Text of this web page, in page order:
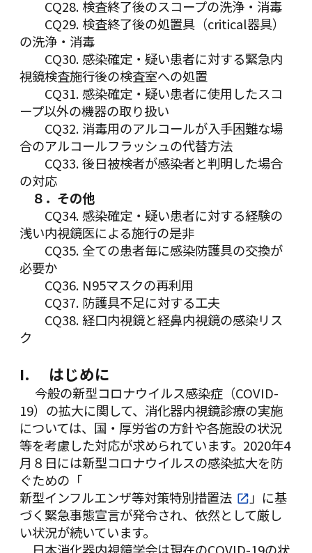
CQ28. 検査終了後のスコープの洗浄・消毒
CQ29. 検査終了後の処置具（critical器具）
の洗浄・消毒
CQ30. 感染確定・疑い患者に対する緊急内
視鏡検査施行後の検査室への処置
CQ31. 感染確定・疑い患者に使用したスコ
ープ以外の機器の取り扱い
CQ32. 消毒用のアルコールが入手困難な場
合のアルコールフラッシュの代替方法
CQ33. 後日被検者が感染者と判明した場合
の対応
８．その他
CQ34. 感染確定・疑い患者に対する経験の
浅い内視鏡医による施行の是非
CQ35. 全ての患者毎に感染防護具の交換が
必要か
CQ36. N95マスクの再利用
CQ37. 防護具不足に対する工夫
CQ38. 経口内視鏡と経鼻内視鏡の感染リス
ク
I. はじめに
今般の新型コロナウイルス感染症（COVID-
19）の拡大に関して、消化器内視鏡診療の実施
については、国・厚労省の方針や各施設の状況
等を考慮した対応が求められています。2020年4
月８日には新型コロナウイルスの感染拡大を防
ぐための「
新型インフルエンザ等対策特別措置法
」に基
づく緊急事態宣言が発令され、依然として厳し
い状況が続いています。